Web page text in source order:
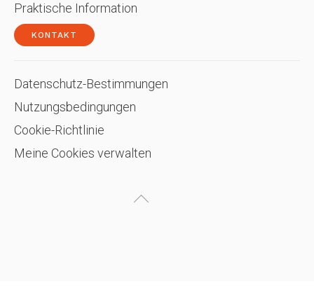
Praktische Information
KONTAKT
Datenschutz-Bestimmungen
Nutzungsbedingungen
Cookie-Richtlinie
Meine Cookies verwalten